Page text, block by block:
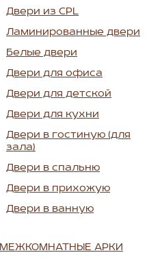
Двери из CPL
Ламинированные двери
Белые двери
Двери для офиса
Двери для детской
Двери для кухни
Двери в гостиную (для
зала)
Двери в спальню
Двери в прихожую
Двери в ванную
МЕЖКОМНАТНЫЕ АРКИ